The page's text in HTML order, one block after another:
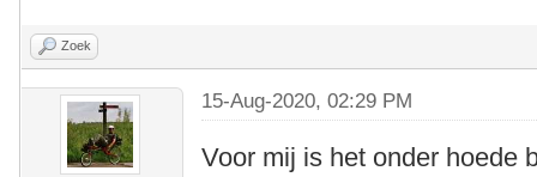
Zoek
15-Aug-2020, 02:29 PM
Voor mij is het onder hoede